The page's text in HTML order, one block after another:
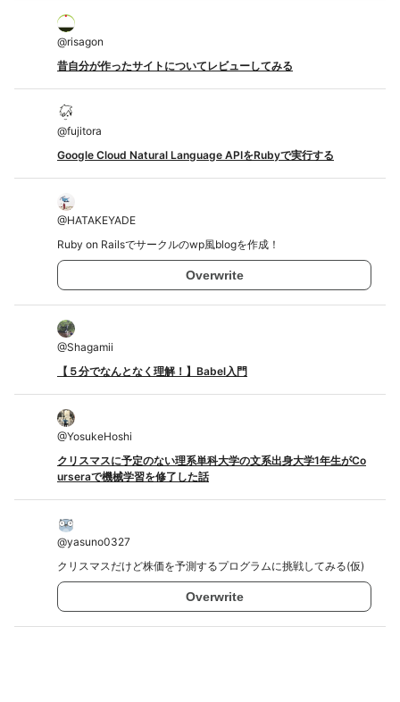
@risagon
昔自分が作ったサイトについてレビューしてみる
@fujitora
Google Cloud Natural Language APIをRubyで実行する
@HATAKEYADE
Ruby on Railsでサークルのwp風blogを作成！
Overwrite
@Shagamii
【５分でなんとなく理解！】Babel入門
@YosukeHoshi
クリスマスに予定のない理系単科大学の文系出身大学1年生がCo
urseraで機械学習を修了した話
@yasuno0327
クリスマスだけど株価を予測するプログラムに挑戦してみる(仮)
Overwrite